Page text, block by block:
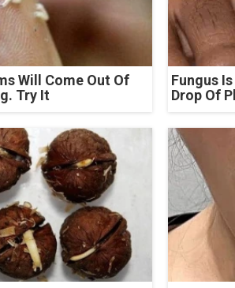
Will Come Out Of
Try It
Fungus
Drop Of